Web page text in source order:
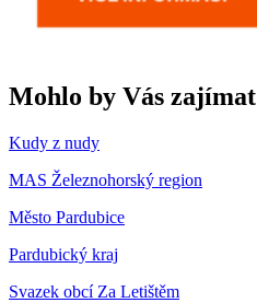
Mohlo by Vás zajímat
Kudy z nudy
MAS Železnohorský region
Město Pardubice
Pardubický kraj
Svazek obcí Za Letištěm